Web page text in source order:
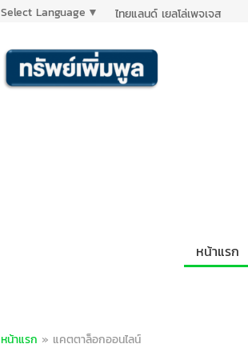
Select Language ▼ ไทยแลนด์ เยลโล่เพจเจส
หน้าแรก
หน้าแรก » แคตตาล็อกออนไลน์